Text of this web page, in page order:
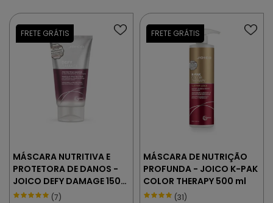
MÁSCARA NUTRITIVA E
PROTETORA DE DANOS -
JOICO DEFY DAMAGE 150
ml
(7)
MÁSCARA DE NUTRIÇÃO
PROFUNDA - JOICO K-PAK
COLOR THERAPY 500 ml
(31)